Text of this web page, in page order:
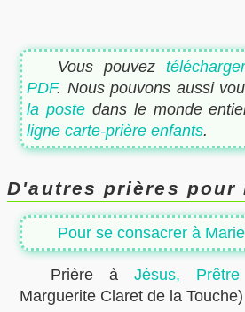
Vous pouvez
PDF. Nous pouvons aussi
la poste dans le monde
ligne carte-prière enfants.
D'autres prières pour
Pour se consacrer à Marie
Prière àJésus, Prêtre
Marguerite Claret de la Touche)